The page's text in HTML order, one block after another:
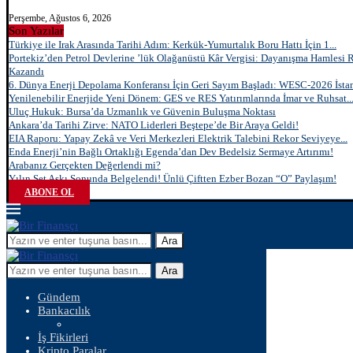
Perşembe, Ağustos 6, 2026
Son Yazılar
Türkiye ile Irak Arasında Tarihi Adım: Kerkük-Yumurtalık Boru Hattı İçin 1...
Portekiz’den Petrol Devlerine ’lük Olağanüstü Kâr Vergisi: Dayanışma Hamlesi
Kazandı
6. Dünya Enerji Depolama Konferansı İçin Geri Sayım Başladı: WESC-2026
Yenilenebilir Enerjide Yeni Dönem: GES ve RES Yatırımlarında İmar ve Ruhsat...
Uluç Hukuk: Bursa’da Uzmanlık ve Güvenin Buluşma Noktası
Ankara’da Tarihi Zirve: NATO Liderleri Beştepe’de Bir Araya Geldi!
EIA Raporu: Yapay Zekâ ve Veri Merkezleri Elektrik Talebini Rekor Seviyeye...
Enda Enerji’nin Bağlı Ortaklığı Egenda’dan Dev Bedelsiz Sermaye Artırımı!
Arabanız Gerçekten Değerlendi mi?
Yılın Set Aşkı Sonunda Belgelendi! Ünlü Çiftten Ezber Bozan “O” Paylaşım!
ABONE OL
Ara
Ara
Gündem
Bankacılık
İş Fikirleri